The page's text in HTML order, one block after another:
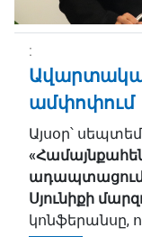
ամփոփում
Այսօր՝
Սյունիքի
կոնֆերանսը,